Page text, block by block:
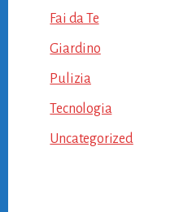
Fai da Te
Giardino
Pulizia
Tecnologia
Uncategorized